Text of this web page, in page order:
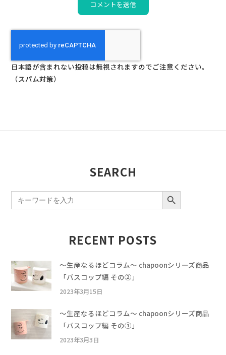
日本語が含まれない投稿は無視されますのでご注意ください。
（スパム対策）
SEARCH
Search
for:
SEARCH BUTTON
RECENT POSTS
〜生産なるほどコラム〜 chapoonシリーズ商品
「バスコップ編 その②」
2023年3月15日
〜生産なるほどコラム〜 chapoonシリーズ商品
「バスコップ編 その①」
2023年3月3日